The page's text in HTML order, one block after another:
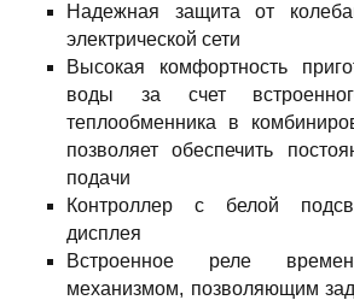
Надежная защита от
электрической сети
Высокая комфортность
воды за счет
теплообменника в
позволяет обеспечить
подачи
Контроллер с белой
дисплея
Встроенное реле
механизмом, позволяющим